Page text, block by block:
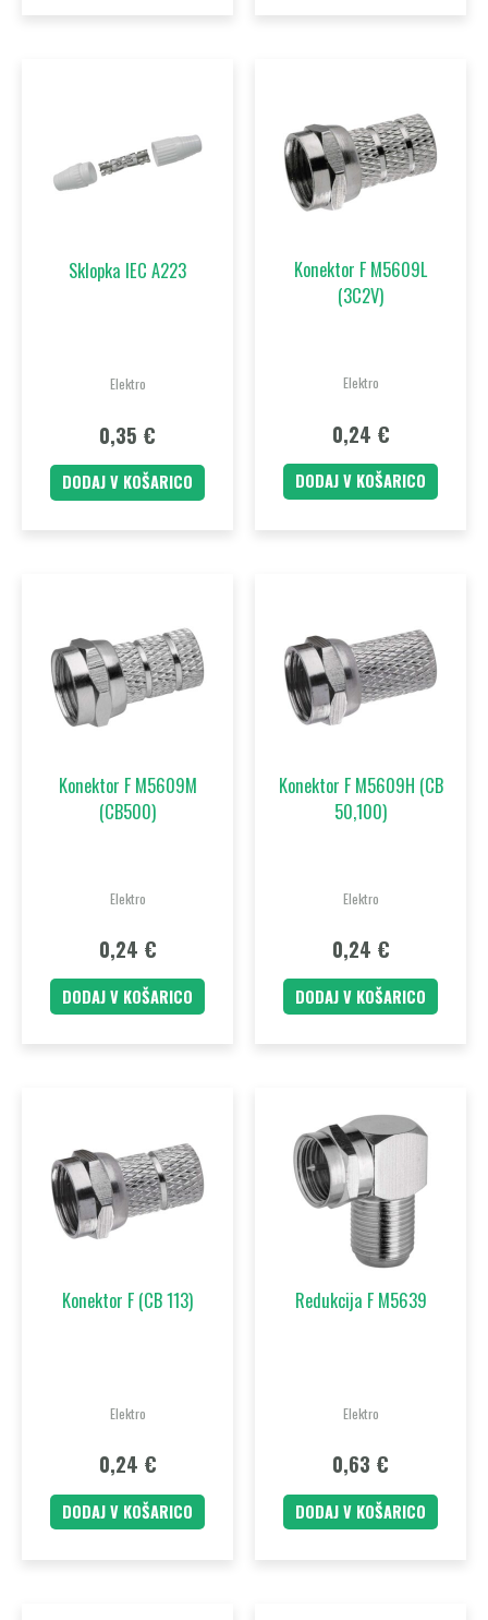
Sklopka IEC A223
Elektro
0,35 €
DODAJ V KOŠARICO
Konektor F M5609L
(3C2V)
Elektro
0,24 €
DODAJ V KOŠARICO
Konektor F M5609M
(CB500)
Elektro
0,24 €
DODAJ V KOŠARICO
Konektor F M5609H (CB
50,100)
Elektro
0,24 €
DODAJ V KOŠARICO
Konektor F (CB 113)
Elektro
0,24 €
DODAJ V KOŠARICO
Redukcija F M5639
Elektro
0,63 €
DODAJ V KOŠARICO